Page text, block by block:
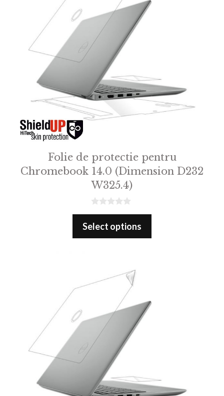
Folie de protectie pentru
Chromebook 14.0 (Dimension D232
W325.4)
0
u
Select options